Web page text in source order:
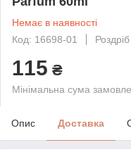
Немає в наявності
Код: 16698-01
Роздріб
115 ₴
Мінімальна сума
Опис Доставка